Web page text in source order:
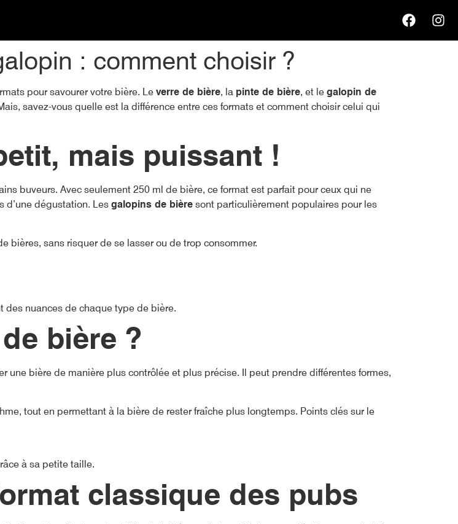
: comment choisir ?
pour savourer votre bière. Le verre de bière, la pinte de bière, et le galopin de
savez-vous quelle est la différence entre ces formats et comment choisir celui qui
mais puissant !
buveurs. Avec seulement 250 ml de bière, ce format est parfait pour ceux qui ne
d’une dégustation. Les galopins de bière sont particulièrement populaires pour les
bières, sans risquer de se lasser ou de trop consommer.
des nuances de chaque type de bière.
bière ?
une bière de manière plus contrôlée et plus précise. Il peut prendre différentes formes,
tout en permettant à la bière de rester fraîche plus longtemps. Points clés sur le
à sa petite taille.
classique des pubs